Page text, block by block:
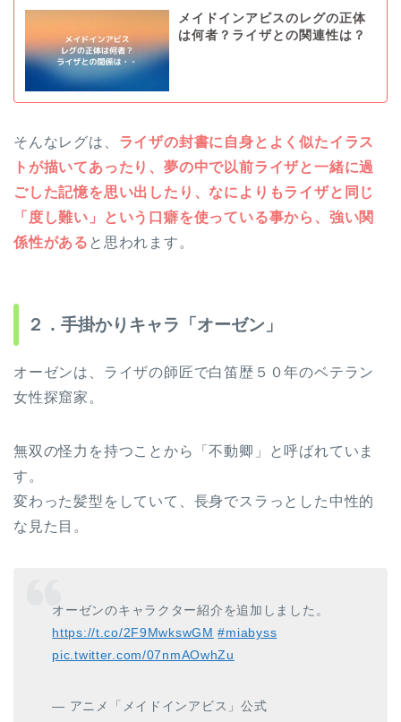
メイドインアビスのレグの正体
は何者？ライザとの関連性は？
そんなレグは、 ライザの封書に自身とよく似たイラス
トが描いてあったり、夢の中で以前ライザと一緒に過
ごした記憶を思い出したり、なによりもライザと同じ
「度し難い」という口癖を使っている事から、強い関
係性がある と思われます。
２．手掛かりキャラ「オーゼン」
オーゼンは、ライザの師匠で白笛歴５０年のベテラン
女性探窟家。
無双の怪力を持つことから「不動卿」と呼ばれていま
す。
変わった髪型をしていて、長身でスラっとした中性的
な見た目。
オーゼンのキャラクター紹介を追加しました。
https://t.co/2F9MwkswGM #miabyss
pic.twitter.com/07nmAOwhZu
— アニメ「メイドインアビス」公式